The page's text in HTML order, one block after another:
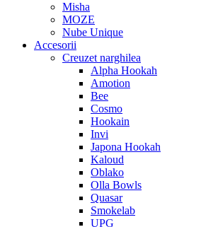
Misha
MOZE
Nube Unique
Accesorii
Creuzet narghilea
Alpha Hookah
Amotion
Bee
Cosmo
Hookain
Invi
Japona Hookah
Kaloud
Oblako
Olla Bowls
Quasar
Smokelab
UPG